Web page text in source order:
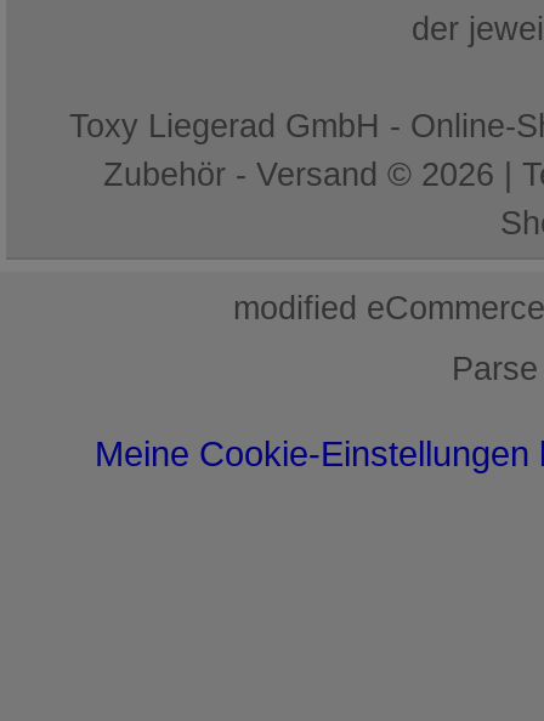
der
Toxy Liegerad GmbH - Online-
Zubehör - Versand © 2026 |
mod ified
Meine Cookie-